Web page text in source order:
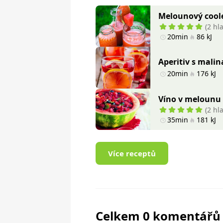
Melounový
(2
20min
86 kJ
Aperitiv s
20min 176 kJ
Víno v melounu
(2
35min
181 kJ
Více receptů
Celkem 0 komentářů